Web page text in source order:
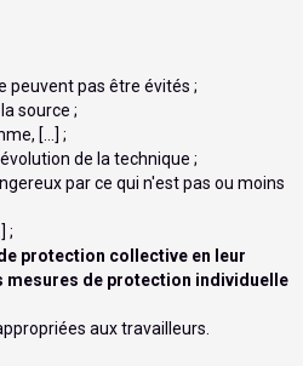
peuvent pas être évités ;
source ;
[...] ;
de la technique ;
par ce qui n'est pas ou moins
;
protection collective en leur
mesures de protection individuelle
aux travailleurs.